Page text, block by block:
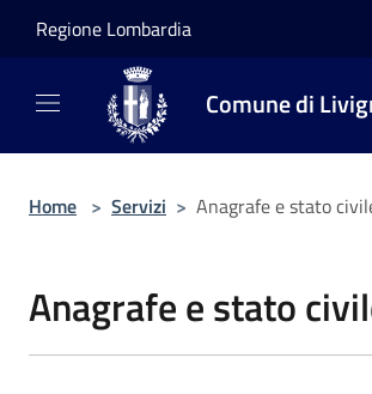
Regione Lombardia
Comune di
Home > Servizi > Anagrafe e stato
Anagrafe e stato